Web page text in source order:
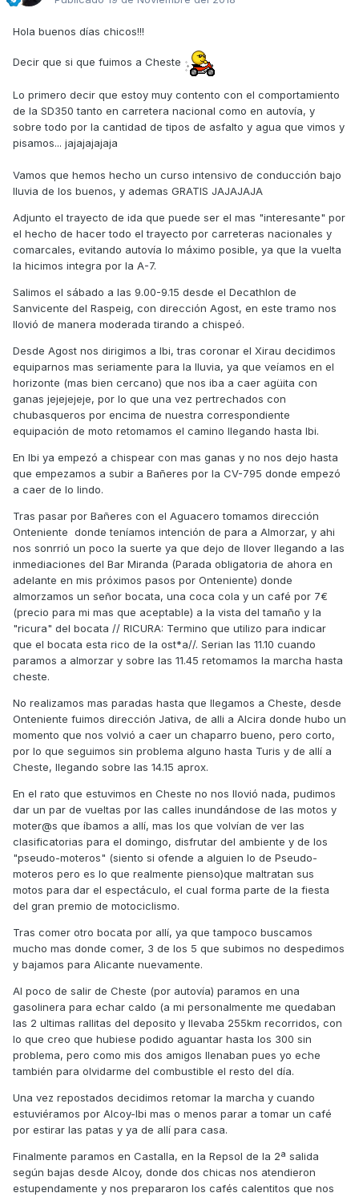
Hola buenos días chicos!!!
Decir que si que fuimos a Cheste
Lo primero decir que estoy muy contento con el comportamiento
de la SD350 tanto en carretera nacional como en autovía, y
sobre todo por la cantidad de tipos de asfalto y agua que vimos y
pisamos... jajajajajaja
Vamos que hemos hecho un curso intensivo de conducción bajo
lluvia de los buenos, y ademas GRATIS JAJAJAJA
Adjunto el trayecto de ida que puede ser el mas "interesante" por
el hecho de hacer todo el trayecto por carreteras nacionales y
comarcales, evitando autovía lo máximo posible, ya que la vuelta
la hicimos integra por la A-7.
Salimos el sábado a las 9.00-9.15 desde el Decathlon de
Sanvicente del Raspeig, con dirección Agost, en este tramo nos
llovió de manera moderada tirando a chispeó.
Desde Agost nos dirigimos a Ibi, tras coronar el Xirau decidimos
equiparnos mas seriamente para la lluvia, ya que veíamos en el
horizonte (mas bien cercano) que nos iba a caer agüita con
ganas jejejejeje, por lo que una vez pertrechados con
chubasqueros por encima de nuestra correspondiente
equipación de moto retomamos el camino llegando hasta Ibi.
En Ibi ya empezó a chispear con mas ganas y no nos dejo hasta
que empezamos a subir a Bañeres por la CV-795 donde empezó
a caer de lo lindo.
Tras pasar por Bañeres con el Aguacero tomamos dirección
Onteniente donde teníamos intención de para a Almorzar, y ahi
nos sonrrió un poco la suerte ya que dejo de llover llegando a las
inmediaciones del Bar Miranda (Parada obligatoria de ahora en
adelante en mis próximos pasos por Onteniente) donde
almorzamos un señor bocata, una coca cola y un café por 7€
(precio para mi mas que aceptable) a la vista del tamaño y la
"ricura" del bocata // RICURA: Termino que utilizo para indicar
que el bocata esta rico de la ost*a//. Serian las 11.10 cuando
paramos a almorzar y sobre las 11.45 retomamos la marcha hasta
cheste.
No realizamos mas paradas hasta que llegamos a Cheste, desde
Onteniente fuimos dirección Jativa, de alli a Alcira donde hubo un
momento que nos volvió a caer un chaparro bueno, pero corto,
por lo que seguimos sin problema alguno hasta Turis y de allí a
Cheste, llegando sobre las 14.15 aprox.
En el rato que estuvimos en Cheste no nos llovió nada, pudimos
dar un par de vueltas por las calles inundándose de las motos y
moter@s que íbamos a allí, mas los que volvían de ver las
clasificatorias para el domingo, disfrutar del ambiente y de los
"pseudo-moteros" (siento si ofende a alguien lo de Pseudo-
moteros pero es lo que realmente pienso)que maltratan sus
motos para dar el espectáculo, el cual forma parte de la fiesta
del gran premio de motociclismo.
Tras comer otro bocata por allí, ya que tampoco buscamos
mucho mas donde comer, 3 de los 5 que subimos no despedimos
y bajamos para Alicante nuevamente.
Al poco de salir de Cheste (por autovía) paramos en una
gasolinera para echar caldo (a mi personalmente me quedaban
las 2 ultimas rallitas del deposito y llevaba 255km recorridos, con
lo que creo que hubiese podido aguantar hasta los 300 sin
problema, pero como mis dos amigos llenaban pues yo eche
también para olvidarme del combustible el resto del día.
Una vez repostados decidimos retomar la marcha y cuando
estuviéramos por Alcoy-Ibi mas o menos parar a tomar un café
por estirar las patas y ya de allí para casa.
Finalmente paramos en Castalla, en la Repsol de la 2ª salida
según bajas desde Alcoy, donde dos chicas nos atendieron
estupendamente y nos prepararon los cafés calentitos que nos